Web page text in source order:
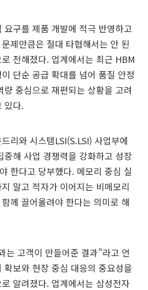
요구를 제품 개발에 적극 반영하고
제만큼은 절대 타협해서는 안 된
전해졌다. 업계에서는 최근 HBM
단순 공급 확대를 넘어 품질 안정
량 중심으로 재편되는 상황을 고려
있다.
리와 시스템LSI(S.LSI) 사업부에
중해 사업 경쟁력을 강화하고 성장
한다고 당부했다. 메모리 중심 실
말고 적자가 이어지는 비메모리
께 끌어올려야 한다는 의미로 해
는 고객이 만들어준 결과”라고 언
확보와 현장 중심 대응의 중요성을
알려졌다. 업계에서는 삼성전자